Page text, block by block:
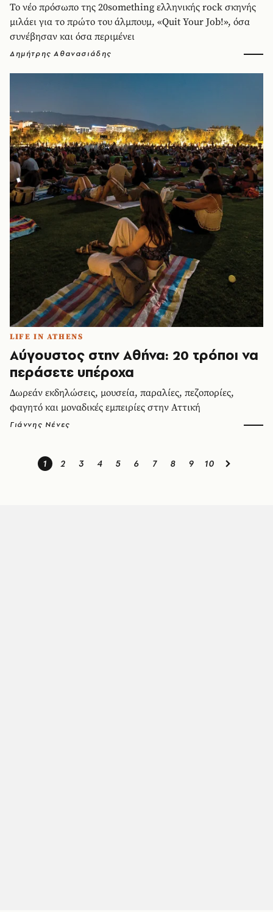
Το νέο πρόσωπο της 20something ελληνικής rock σκηνής
μιλάει για το πρώτο του άλμπουμ, «Quit Your Job!», όσα
συνέβησαν και όσα περιμένει
Δημήτρης Αθανασιάδης
LIFE IN ATHENS
Αύγουστος στην Αθήνα: 20 τρόποι να
περάσετε υπέροχα
Δωρεάν εκδηλώσεις, μουσεία, παραλίες, πεζοπορίες,
φαγητό και μοναδικές εμπειρίες στην Αττική
Γιάννης Νένες
1 2 3 4 5 6 7 8 9 10